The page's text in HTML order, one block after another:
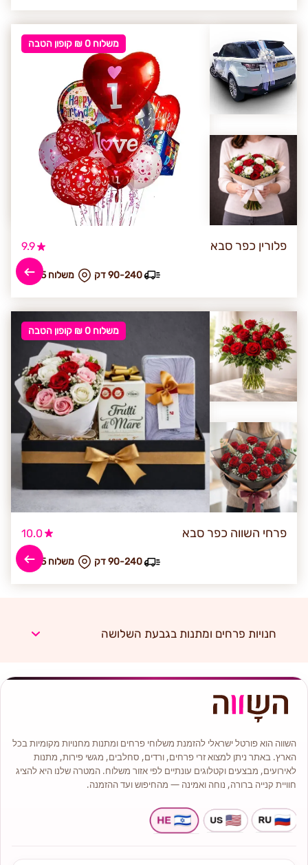
משלוח 0 ₪ קופון הטבה
פלורין כפר סבא 9.9
₪ משלוח 65 90-240 דק
משלוח 0 ₪ קופון הטבה
פרחי השווה כפר סבא 10.0
₪ משלוח 65 90-240 דק
חנויות פרחים ומתנות בגבעת השלושה
השווה הוא פורטל ישראלי להזמנת משלוחי פרחים ומתנות מחנויות מקומיות בכל
הארץ. באתר ניתן למצוא זרי פרחים, ורדים, סחלבים, מגשי פירות, מתנות
לאירועים, מבצעים וקטלוגים עונתיים לפי אזור משלוח. המטרה שלנו היא להציג
חוויית קנייה ברורה, נוחה ואמינה — מהחיפוש ועד ההזמנה.